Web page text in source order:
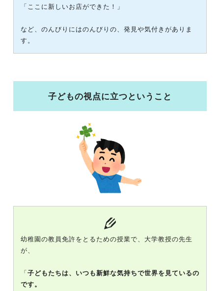
「ここに新しいお店ができた！」
など、のんびりにはのんびりの、発見や気付きがありま
す。
子どもの視点に立つということ
幼稚園の教員免許をとるための授業で、大学教授の先生
が、
「 子どもたちは、いつも新鮮な気持ちで世界を見ているの
です。